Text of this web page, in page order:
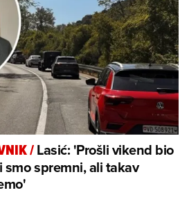
/Lasić: 'Prošli vikend bio
smo spremni, ali takav